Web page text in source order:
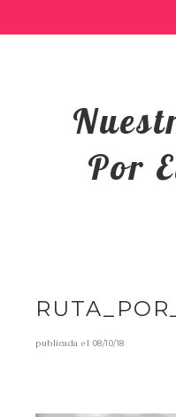
Por
publicada el 08/10/18